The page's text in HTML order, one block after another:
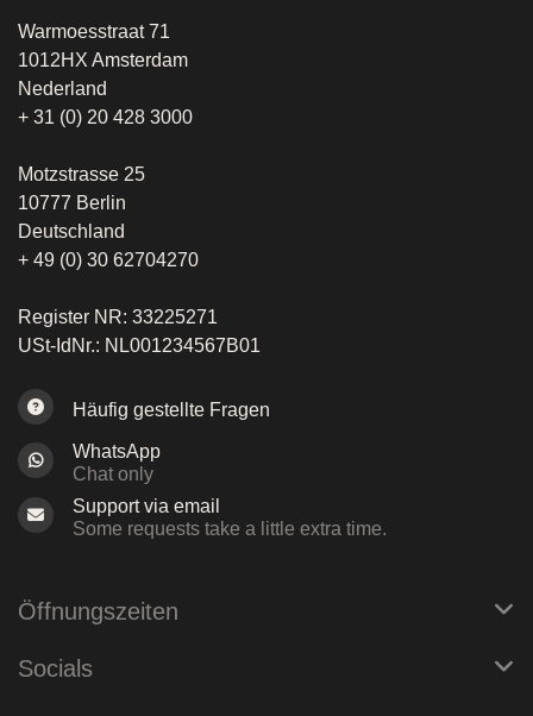
Warmoesstraat 71
1012HX Amsterdam
Nederland
+ 31 (0) 20 428 3000
Motzstrasse 25
10777 Berlin
Deutschland
+ 49 (0) 30 62704270
Register NR: 33225271
USt-IdNr.: NL001234567B01
Häufig gestellte Fragen
WhatsApp
Chat only
Support via email
Some requests take a little extra time.
Öffnungszeiten
Socials